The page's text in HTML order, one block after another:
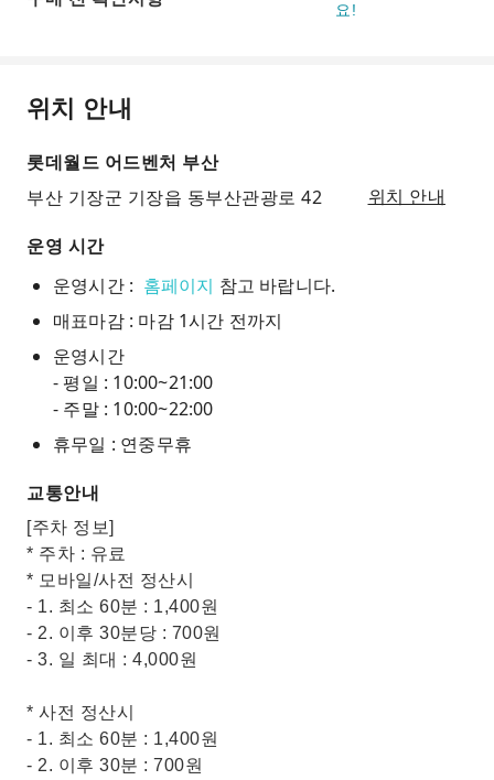
요!
위치 안내
롯데월드 어드벤처 부산
부산 기장군 기장읍 동부산관광로 42
위치 안내
운영 시간
운영시간 : 홈페이지 참고 바랍니다.
매표마감 : 마감 1시간 전까지
운영시간
- 평일 : 10:00~21:00
- 주말 : 10:00~22:00
휴무일 : 연중무휴
교통안내
[주차 정보]
* 주차 : 유료
* 모바일/사전 정산시
- 1. 최소 60분 : 1,400원
- 2. 이후 30분당 : 700원
- 3. 일 최대 : 4,000원
* 사전 정산시
- 1. 최소 60분 : 1,400원
- 2. 이후 30분 : 700원